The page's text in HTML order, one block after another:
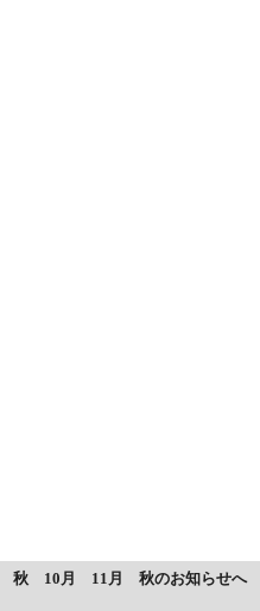
秋 10月 11月 秋のお知らせへ